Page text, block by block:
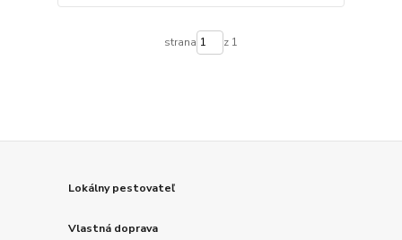
strana z 1
Lokálny pestovateľ
Vlastná doprava